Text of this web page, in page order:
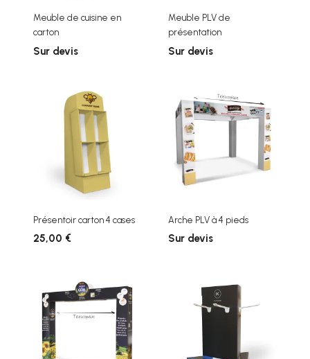
Meuble de cuisine en
carton
Sur devis
Meuble PLV de
présentation
Sur devis
Présentoir carton 4 cases
25,00 €
Arche PLV à 4 pieds
Sur devis